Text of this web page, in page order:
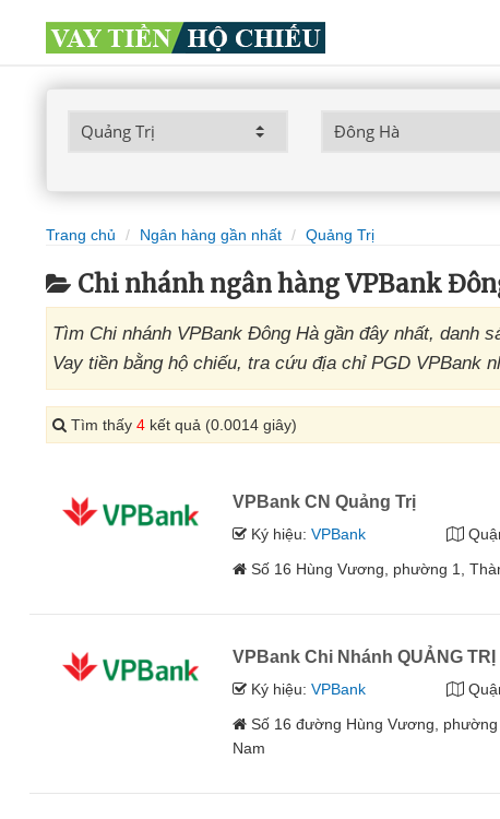
Trang chủ Ngân hàng gần nhất Quảng Trị
Chi nhánh ngân hàng VPBank
Tìm Chi nhánh VPBank Đông Hà gần đây nhất, danh
Vay tiền bằng hộ chiếu, tra cứu địa chỉ PGD VPBank
Tìm thấy 4 kết quả (0.0014 giây)
VPBank CN Quảng Trị
Ký hiệu:VPBank
Số 16 Hùng Vương, phường 1,
VPBank Chi Nhánh QUẢNG TRỊ
Ký hiệu:VPBank
Số 16 đường Hùng Vương,
Nam